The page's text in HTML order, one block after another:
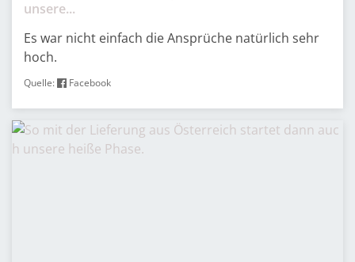
unsere...
Es war nicht einfach die Ansprüche natürlich sehr
hoch.
Quelle: Facebook